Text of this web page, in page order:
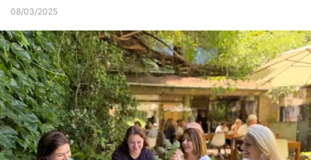
08/03/2025